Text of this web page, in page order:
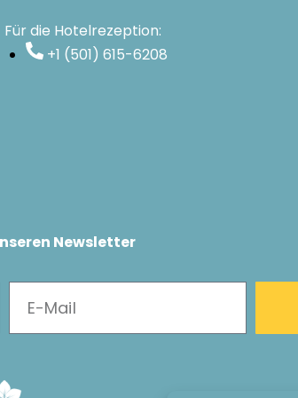
Für die Hotelrezeption:
+1 (501) 615-6208
Newsletter